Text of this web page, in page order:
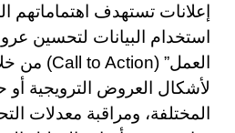
إعلانات تستهدف اهتماماتهم
استخدام البيانات لتحسين
لأشكال العروض الترويجية أو
المختلفة، ومراقبة معدلات